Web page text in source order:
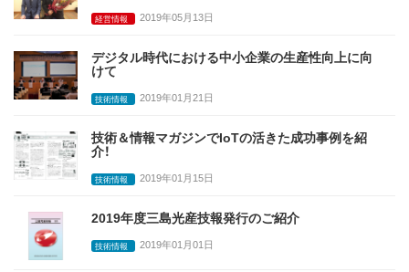
経営情報 2019年05月13日
デジタル時代における中小企業の生産性向上に向
けて
技術情報 2019年01月21日
技術＆情報マガジンでIoTの活きた成功事例を紹
介！
技術情報 2019年01月15日
2019年度三島光産技報発行のご紹介
技術情報 2019年01月01日